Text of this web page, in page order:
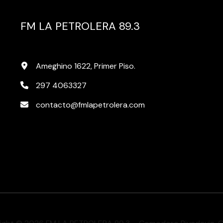
FM LA PETROLERA 89.3
Ameghino 1622, Primer Piso.
297 4063327
contacto@fmlapetrolera.com